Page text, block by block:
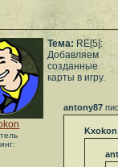
Тема: RE[5]:
Добавляем
созданные
карты в игру.
antony87
Kxokon